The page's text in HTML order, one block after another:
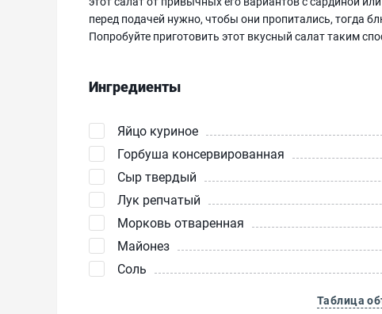
перед подачей нужно, чтобы они пропитались, тогда
Попробуйте приготовить этот вкусный салат таким
Ингредиенты
Яйцо куриное
Горбуша консервированная
Сыр твердый
Лук репчатый
Морковь отваренная
Майонез
Соль
Таблица